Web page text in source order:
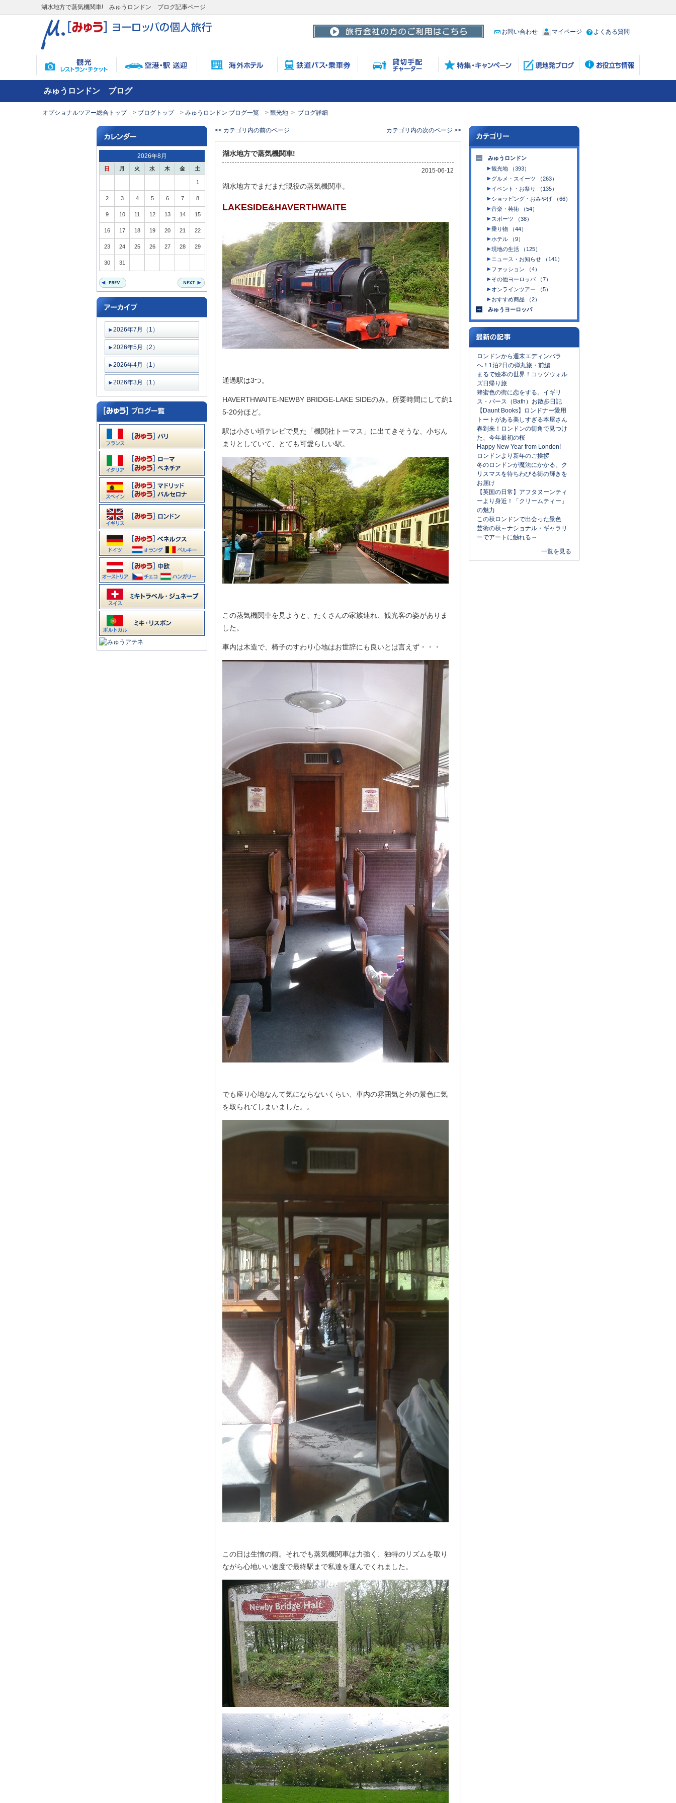
湖水地方で蒸気機関車! みゅうロンドン ブログ記事ページ
お問い合わせ マイページ よくある質問
みゅうロンドン ブログ
オプショナルツアー総合トップ ブログトップ みゅうロンドン ブログ一覧 観光地 ブログ詳細
2026年8月
日 月 火 水 木 金 土
1
2 3 4 5 6 7 8
9 10 11 12 13 14 15
16 17 18 19 20 21 22
23 24 25 26 27 28 29
30 31
2026年7月（1）
2026年5月（2）
2026年4月（1）
2026年3月（1）
<< カテゴリ内の前のページ カテゴリ内の次のページ >>
湖水地方で蒸気機関車!
2015-06-12
湖水地方でまだまだ現役の蒸気機関車。
LAKESIDE&HAVERTHWAITE
通過駅は3つ。
HAVERTHWAITE-NEWBY BRIDGE-LAKE SIDEのみ。所要時間にして約1
5-20分ほど。
駅は小さい頃テレビで見た「機関社トーマス」に出てきそうな、小ぢん
まりとしていて、とても可愛らしい駅。
この蒸気機関車を見ようと、たくさんの家族連れ、観光客の姿がありま
した。
車内は木造で、椅子のすわり心地はお世辞にも良いとは言えず・・・
でも座り心地なんて気にならないくらい、車内の雰囲気と外の景色に気
を取られてしまいました。。
この日は生憎の雨。それでも蒸気機関車は力強く、独特のリズムを取り
ながら心地いい速度で最終駅まで私達を運んでくれました。
みゅうロンドン
観光地 （393）
グルメ・スイーツ （263）
イベント・お祭り （135）
ショッピング・おみやげ （66）
音楽・芸術 （54）
スポーツ （38）
乗り物 （44）
ホテル （9）
現地の生活 （125）
ニュース・お知らせ （141）
ファッション （4）
その他ヨーロッパ （7）
オンラインツアー （5）
おすすめ商品 （2）
みゅうヨーロッパ
ロンドンから週末エディンバラ
へ！1泊2日の弾丸旅・前編
まるで絵本の世界！コッツウォル
ズ日帰り旅
蜂蜜色の街に恋をする。イギリ
ス・バース（Bath）お散歩日記
【Daunt Books】ロンドナー愛用
トートがある美しすぎる本屋さん
春到来！ロンドンの街角で見つけ
た、今年最初の桜
Happy New Year from London!
ロンドンより新年のご挨拶
冬のロンドンが魔法にかかる。ク
リスマスを待ちわびる街の輝きを
お届け
【英国の日常】アフタヌーンティ
ーより身近！「クリームティー」
の魅力
この秋ロンドンで出会った景色
芸術の秋～ナショナル・ギャラリ
ーでアートに触れる～
一覧を見る